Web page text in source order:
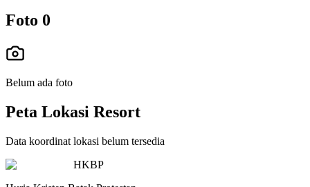
Foto 0
Belum ada foto
Peta Lokasi Resort
Data koordinat lokasi belum tersedia
HKBP